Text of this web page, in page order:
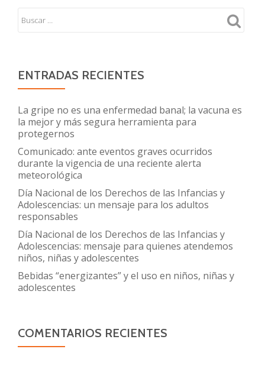
ENTRADAS RECIENTES
La gripe no es una enfermedad banal; la vacuna es
la mejor y más segura herramienta para
protegernos
Comunicado: ante eventos graves ocurridos
durante la vigencia de una reciente alerta
meteorológica
Día Nacional de los Derechos de las Infancias y
Adolescencias: un mensaje para los adultos
responsables
Día Nacional de los Derechos de las Infancias y
Adolescencias: mensaje para quienes atendemos
niños, niñas y adolescentes
Bebidas “energizantes” y el uso en niños, niñas y
adolescentes
COMENTARIOS RECIENTES